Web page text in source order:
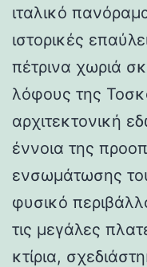
ιταλικό
ιστορικές
πέτρινα χωριά
λόφους της
αρχιτεκτονική
έννοια της
ενσωμάτωσης
φυσικό
τις μεγάλες
κτίρια,